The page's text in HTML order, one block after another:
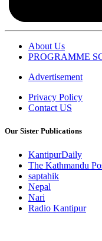
About Us
PROGRAMME
Advertisement
Privacy Policy
Contact US
Our Sister Publications
KantipurDaily
The Kathmandu
saptahik
Nepal
Nari
Radio Kantipur